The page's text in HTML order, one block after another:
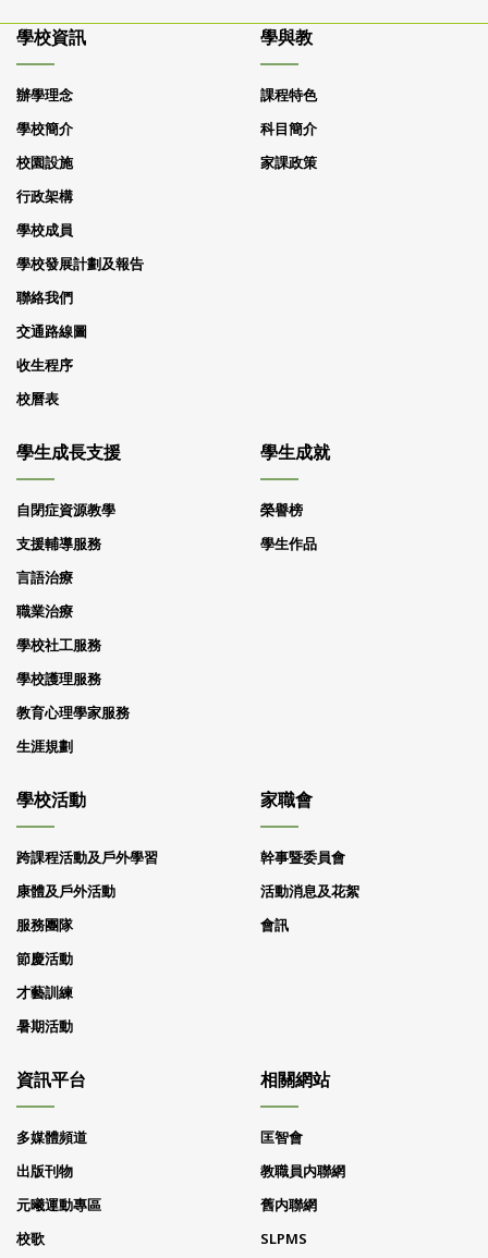
學校資訊
辦學理念
學校簡介
校園設施
行政架構
學校成員
學校發展計劃及報告
聯絡我們
交通路線圖
收生程序
校曆表
學與教
課程特色
科目簡介
家課政策
學生成長支援
自閉症資源教學
支援輔導服務
言語治療
職業治療
學校社工服務
學校護理服務
教育心理學家服務
生涯規劃
學生成就
榮譽榜
學生作品
學校活動
跨課程活動及戶外學習
康體及戶外活動
服務團隊
節慶活動
才藝訓練
暑期活動
家職會
幹事暨委員會
活動消息及花絮
會訊
資訊平台
多媒體頻道
出版刊物
元曦運動專區
校歌
相關網站
匡智會
教職員内聯網
舊内聯網
SLPMS